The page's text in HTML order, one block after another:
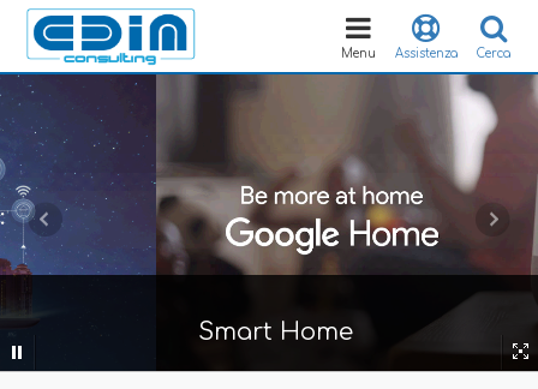
Cerca
Assistenza
Toggle
navigation
Menu
Smart Home